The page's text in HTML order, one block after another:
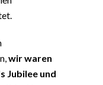
wir waren
Jubilee und